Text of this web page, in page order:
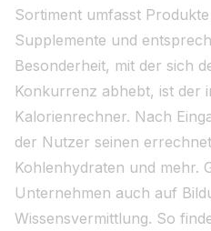
Sortiment umfasst
Supplemente und
Besonderheit, mit der sich
Konkurrenz abhebt, ist der
Kalorienrechner. Nach
der Nutzer seinen
Kohlenhydraten und mehr.
Unternehmen auch auf
Wissensvermittlung. So